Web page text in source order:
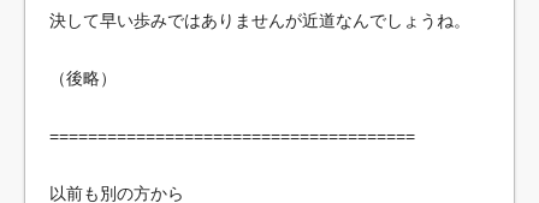
決して早い歩みではありませんが近道なんでしょうね。
（後略）
======================================
以前も別の方から